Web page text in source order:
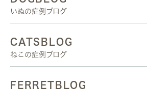
いぬの症例ブログ
CATSBLOG
ねこの症例ブログ
FERRETBLOG